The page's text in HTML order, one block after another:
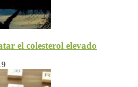
el colesterol elevado